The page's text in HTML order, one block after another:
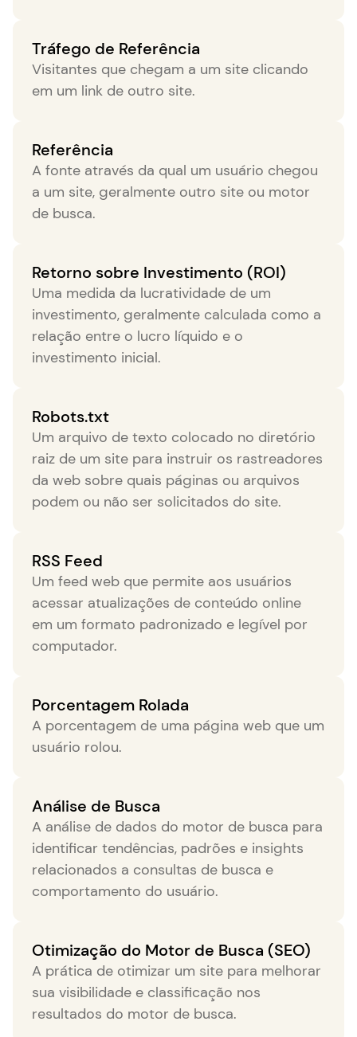
Tráfego de Referência
Visitantes que chegam a um site clicando
em um link de outro site.
Referência
A fonte através da qual um usuário chegou
a um site, geralmente outro site ou motor
de busca.
Retorno sobre Investimento (ROI)
Uma medida da lucratividade de um
investimento, geralmente calculada como a
relação entre o lucro líquido e o
investimento inicial.
Robots.txt
Um arquivo de texto colocado no diretório
raiz de um site para instruir os rastreadores
da web sobre quais páginas ou arquivos
podem ou não ser solicitados do site.
RSS Feed
Um feed web que permite aos usuários
acessar atualizações de conteúdo online
em um formato padronizado e legível por
computador.
Porcentagem Rolada
A porcentagem de uma página web que um
usuário rolou.
Análise de Busca
A análise de dados do motor de busca para
identificar tendências, padrões e insights
relacionados a consultas de busca e
comportamento do usuário.
Otimização do Motor de Busca (SEO)
A prática de otimizar um site para melhorar
sua visibilidade e classificação nos
resultados do motor de busca.